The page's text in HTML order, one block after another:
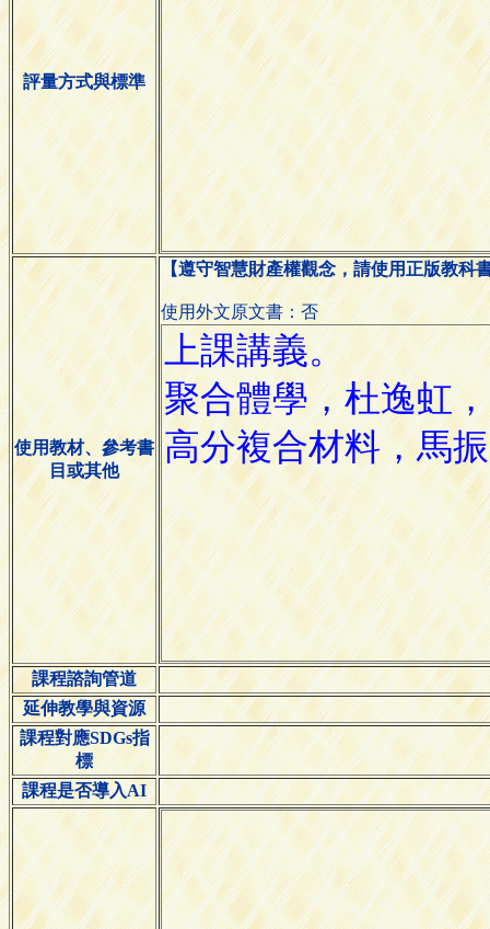
評量方式與標準
使用教材、參考書
目或其他
【遵守智慧財產權觀念，請使用正版教科
使用外文原文書：否
課程諮詢管道
延伸教學與資源
課程對應SDGs指
標
課程是否導入AI